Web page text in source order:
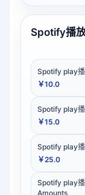
Spotify播
Spotify play
￥10.0
Spotify play
￥15.0
Spotify play
￥25.0
Spotify play
Amounts